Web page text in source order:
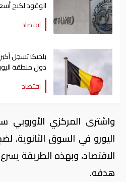
الوقود لكبح
اقتصاد
بلجيكا تسجل
دول منطقة
اقتصاد
واشترى المركزي الأوروبي
اليورو في السوق الثانوية،
الاقتصاد، وبهذه الطريقة
هدفه.